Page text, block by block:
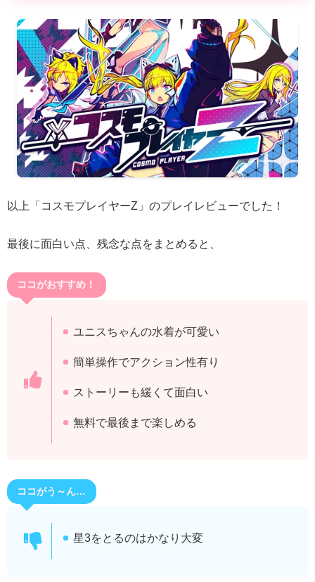
以上「コスモプレイヤーZ」のプレイレビューでした！
最後に面白い点、残念な点をまとめると、
ココがおすすめ！
ユニスちゃんの水着が可愛い
簡単操作でアクション性有り
ストーリーも緩くて面白い
無料で最後まで楽しめる
ココがう～ん…
星3をとるのはかなり大変